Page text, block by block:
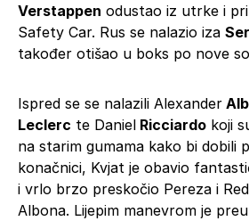
Verstappen odustao iz utrke i
Safety Car. Rus se nalazio iza
također otišao u boks po nove
Ispred se se nalazili Alexander
Leclerc te Daniel Ricciardo koji
na starim gumama kako bi dobili
konačnici, Kvjat je obavio
i vrlo brzo preskočio Pereza i
Albona. Lijepim manevrom je